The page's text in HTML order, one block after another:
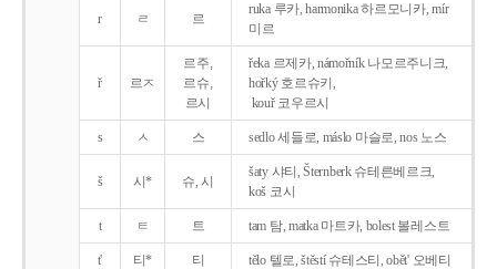
r ㄹ 르
ruka 루카, harmonika 하르모니카, mír
미르
ř 르ㅈ
르주,
르슈,
르시
řeka 르제카, námořník 나모르주니크,
hořký 호르슈키,
kouř 코우르시
s ㅅ 스 sedlo 세들로, máslo 마슬로, nos 노스
š 시* 슈, 시
šaty 샤티, Šternberk 슈테른베르크,
koš 코시
t ㅌ 트 tam 탐, matka 마트카, bolest 볼레스트
t' 티* 티 tělo 텔로, štěstí 슈테스티, obět' 오베티